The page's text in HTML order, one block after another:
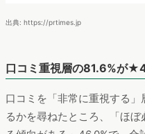
出典: https://prtimes.jp
口コミ重視層の81.6%が
口コミを「非常に重視する
るかを尋ねたところ、「ほ